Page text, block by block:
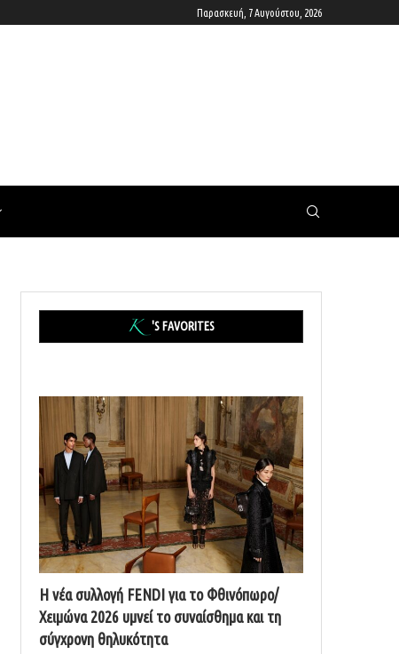
Παρασκευή, 7 Αυγούστου, 2026
'S FAVORITES
Η νέα συλλογή FENDI για το Φθινόπωρο/
Χειμώνα 2026 υμνεί το συναίσθημα και τη
σύγχρονη θηλυκότητα